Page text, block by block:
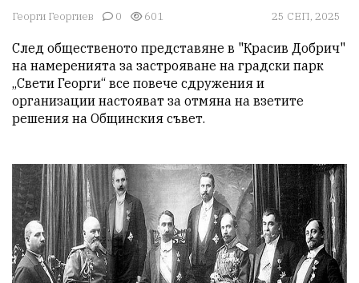
Георги Георгиев 0 601 25 СЕП, 2025
След общественото представяне в "Красив Добрич"
на намеренията за застрояване на градски парк
„Свети Георги“ все повече сдружения и
организации настояват за отмяна на взетите
решения на Общинския съвет.